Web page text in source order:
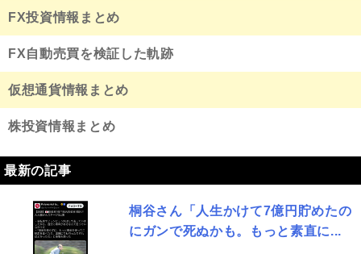
FX投資情報まとめ
FX自動売買を検証した軌跡
仮想通貨情報まとめ
株投資情報まとめ
最新の記事
桐谷さん「人生かけて7億円貯めたの
にガンで死ぬかも。もっと素直に...